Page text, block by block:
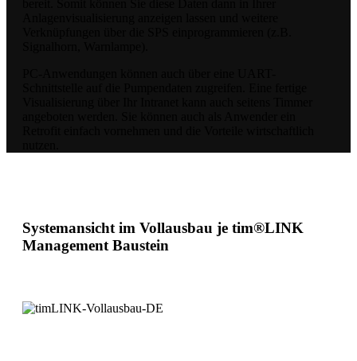
Systemansicht im Vollausbau je tim®LINK
Management Baustein